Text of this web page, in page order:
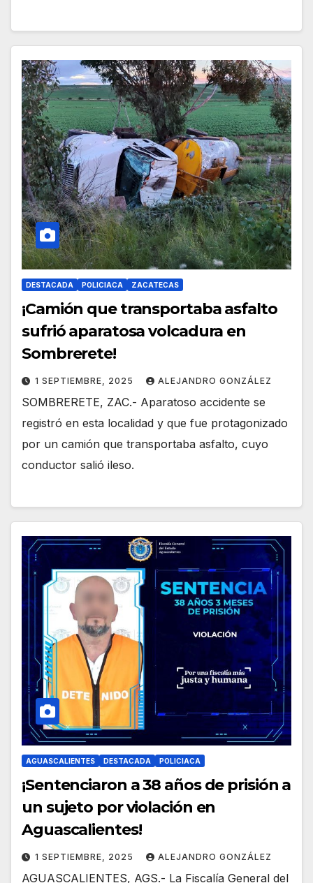
DESTACADA POLICIACA ZACATECAS
¡Camión que transportaba asfalto
sufrió aparatosa volcadura en
Sombrerete!
1 SEPTIEMBRE, 2025 ALEJANDRO GONZÁLEZ
SOMBRERETE, ZAC.- Aparatoso accidente se
registró en esta localidad y que fue protagonizado
por un camión que transportaba asfalto, cuyo
conductor salió ileso.
AGUASCALIENTES DESTACADA POLICIACA
¡Sentenciaron a 38 años de prisión a
un sujeto por violación en
Aguascalientes!
1 SEPTIEMBRE, 2025 ALEJANDRO GONZÁLEZ
AGUASCALIENTES, AGS.- La Fiscalía General del